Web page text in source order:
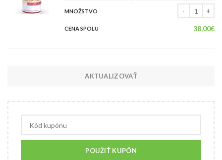
Množstvo
38,00€
POUŽIŤ KUPÓN
AKTUALIZOVAŤ